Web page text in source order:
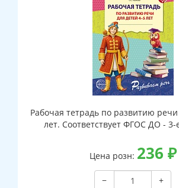
Рабочая тетрадь по развитию
лет. Соответствует ФГОС ДО - 3-
Цена розн: 236 ₽
−
+